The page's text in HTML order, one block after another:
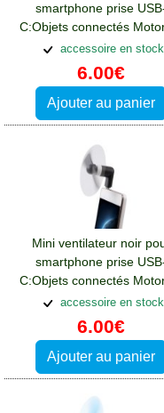
smartphone prise
C:Objets connectés
Moto E32S
accessoire en stock
6.00€
Ajouter au panier
Mini ventilateur noir
smartphone prise
C:Objets connectés
Moto E32S
accessoire en stock
6.00€
Ajouter au panier